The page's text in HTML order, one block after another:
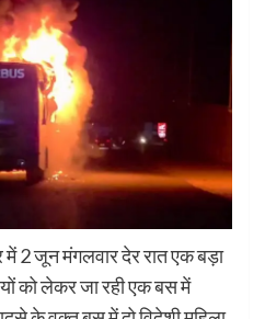
में 2 जून मंगलवार देर रात एक बड़ा
को लेकर जा रही एक बस में